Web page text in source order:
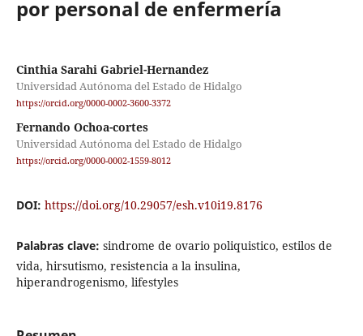
por personal de enfermería
Cinthia Sarahi Gabriel-Hernandez
Universidad Autónoma del Estado de Hidalgo
https://orcid.org/0000-0002-3600-3372
Fernando Ochoa-cortes
Universidad Autónoma del Estado de Hidalgo
https://orcid.org/0000-0002-1559-8012
DOI: https://doi.org/10.29057/esh.v10i19.8176
Palabras clave: sindrome de ovario poliquistico, estilos de
vida, hirsutismo, resistencia a la insulina,
hiperandrogenismo, lifestyles